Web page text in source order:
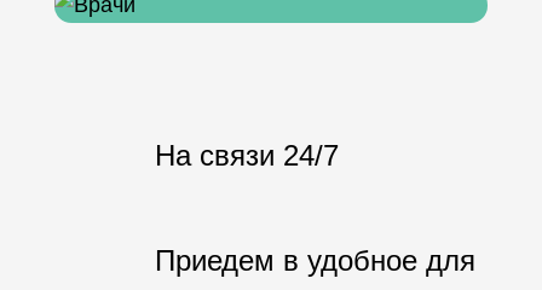
На связи 24/7
Приедем в удобное для